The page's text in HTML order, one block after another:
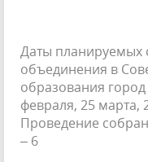
Даты планируемых
объединения в
образования
февраля, 25 марта,
Проведение
– 6